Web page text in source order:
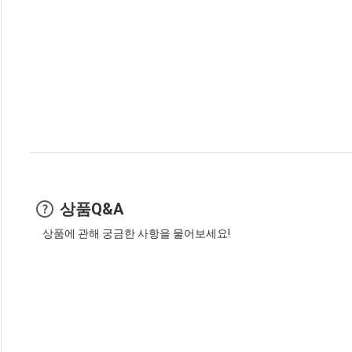
상품Q&A
상품에 관해 궁금한 사항을 물어보세요!